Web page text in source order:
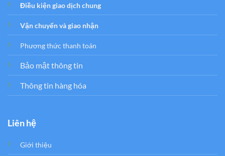
Điều kiện giao dịch chung
Vận chuyển và giao nhận
Phương thức thanh toán
Bảo mật thông tin
Thông tin hàng hóa
Liên hệ
Giới thiệu